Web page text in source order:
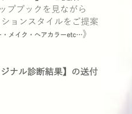
ブックを見ながら
ョンスタイルをご提案
・メイク・ヘアカラーetc…》
ナル診断結果】の送付